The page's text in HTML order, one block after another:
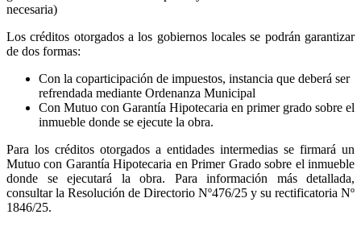
necesaria)
Los créditos otorgados a los gobiernos locales se podrán garantizar
de dos formas:
Con la coparticipación de impuestos, instancia que deberá ser
refrendada mediante Ordenanza Municipal
Con Mutuo con Garantía Hipotecaria en primer grado sobre el
inmueble donde se ejecute la obra.
Para los créditos otorgados a entidades intermedias se firmará un
Mutuo con Garantía Hipotecaria en Primer Grado sobre el inmueble
donde se ejecutará la obra. Para información más detallada,
consultar la Resolución de Directorio Nº476/25 y su rectificatoria Nº
1846/25.